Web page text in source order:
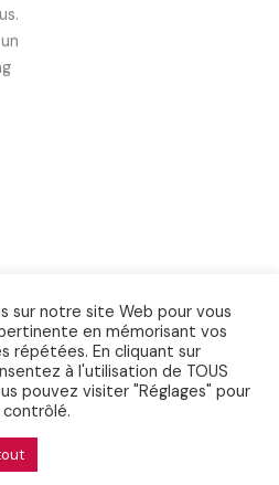
de Vente
Immobilier de Provence
sur notre site Web pour vous
en mémorisant vos
répétées. En cliquant sur
à l'utilisation de TOUS
pouvez visiter "Réglages" pour